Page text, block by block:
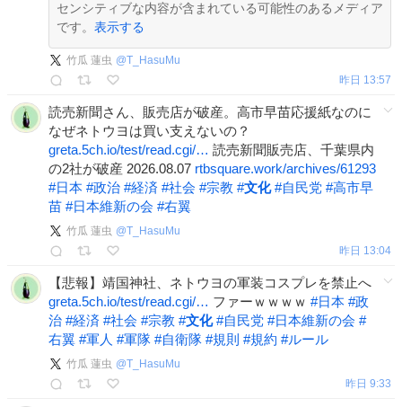
センシティブな内容が含まれている可能性のあるメディア
です。 表示する
竹瓜 蓮虫 @T_HasuMu
昨日 13:57
読売新聞さん、販売店が破産。高市早苗応援紙なのに
なぜネトウヨは買い支えないの？
greta.5ch.io/test/read.cgi/… 読売新聞販売店、千葉県内
の2社が破産 2026.08.07 rtbsquare.work/archives/61293
#日本 #政治 #経済 #社会 #宗教 #文化 #自民党 #高市早
苗 #日本維新の会 #右翼
竹瓜 蓮虫 @T_HasuMu
昨日 13:04
【悲報】靖国神社、ネトウヨの軍装コスプレを禁止へ
greta.5ch.io/test/read.cgi/… ファーｗｗｗｗ #日本 #政
治 #経済 #社会 #宗教 #文化 #自民党 #日本維新の会 #
右翼 #軍人 #軍隊 #自衛隊 #規則 #規約 #ルール
竹瓜 蓮虫 @T_HasuMu
昨日 9:33